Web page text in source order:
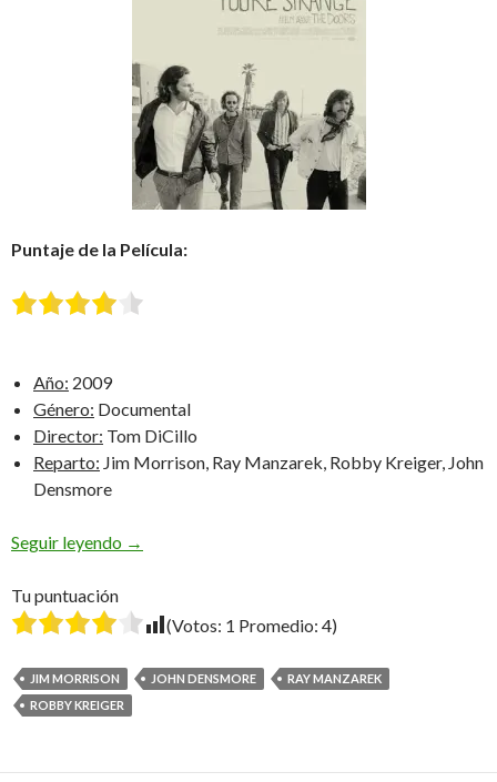
Puntaje de la Película:
Año: 2009
Género: Documental
Director: Tom DiCillo
Reparto: Jim Morrison, Ray Manzarek, Robby Kreiger, John
Densmore
Seguir leyendo When You’re Strange
→
Tu puntuación
(Votos: 1 Promedio: 4)
JIM MORRISON JOHN DENSMORE
RAY MANZAREK
ROBBY KREIGER